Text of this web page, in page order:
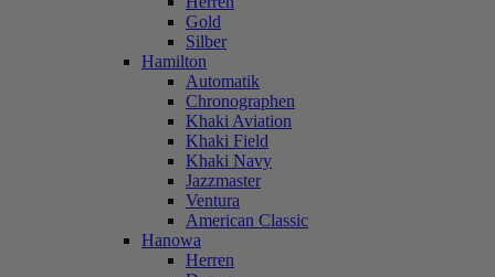
Gold
Silber
Hamilton
Automatik
Chronographen
Khaki Aviation
Khaki Field
Khaki Navy
Jazzmaster
Ventura
American Classic
Hanowa
Herren